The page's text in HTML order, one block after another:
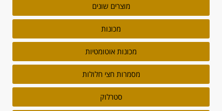
מוצרים שונים
מכונות
מכונות אוטומטיות
מסמרות חצי חלולות
סטרלוק